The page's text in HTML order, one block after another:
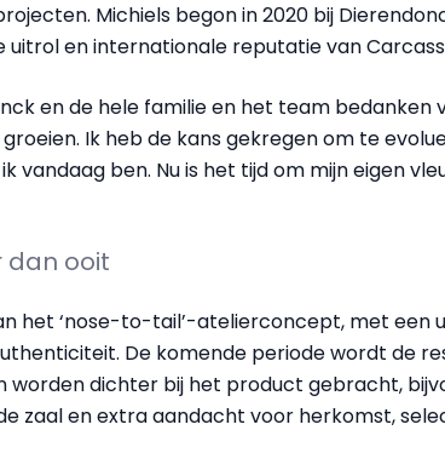
Michiels begon in 2020 bij
uitrol en internationale reputatie van
en de hele familie en het team bedanken
Ik heb de kans gekregen om te
vandaag ben. Nu is het tijd om mijn eigen
dan ooit
het ‘nose-to-tail’-atelierconcept, met een
De komende periode wordt de
worden dichter bij het product gebracht,
zaal en extra aandacht voor herkomst,